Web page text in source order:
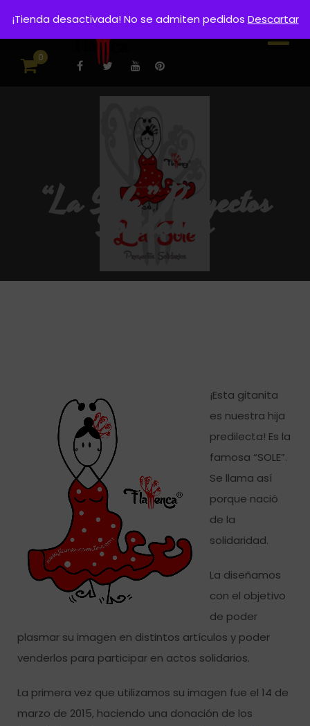
0
“La Sole” Proyectos
Solidarios
¡Esta gitanita
es nuestra hija
predilecta! Es la
famosa “SOLE”.
Se llama así
porque nació
de la
solidaridad.
La diseñamos
con el objetivo
de poder
plasmar su imagen en distintos artículos y poder
venderlos para participar en actos solidarios.
La primera vez que utilizamos su imagen fue el 14 de
marzo de 2015, haciendo una donación de los
¡Tienda desactivada! No se admiten pedidos Descartar